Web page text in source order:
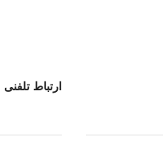
ارتباط تلفنی